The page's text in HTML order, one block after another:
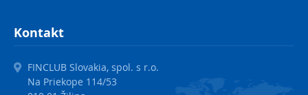
Kontakt
FINCLUB Slovakia, spol. s r.o.
Na Priekope 114/53